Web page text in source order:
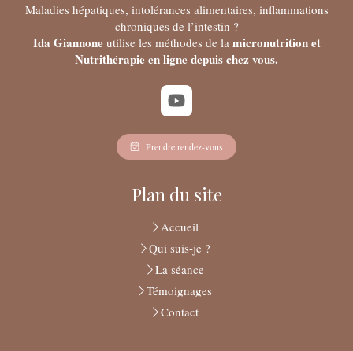
Maladies hépatiques, intolérances alimentaires, inflammations
chroniques de l’intestin ?
Ida Giannone utilise les méthodes de la micronutrition et
Nutrithérapie en ligne depuis chez vous.
Prendre rendez-vous
Plan du site
Accueil
Qui suis-je ?
La séance
Témoignages
Contact